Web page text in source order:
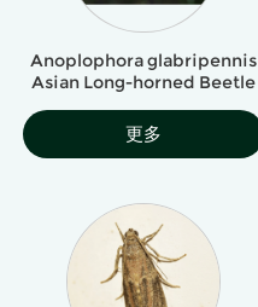
Anoplophora glabripennis
Asian Long-horned Beetle
更多